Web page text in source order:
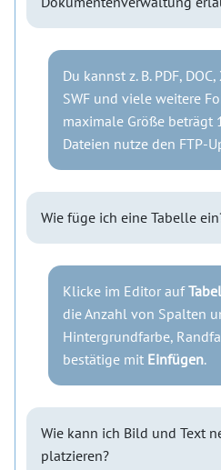
Du kannst z. B. PDF,
SWF und viele weitere
maximale Größe beträgt
Dateien nutze den FTP-
Wie füge ich eine Tabelle
Klicke im Editor auf
die Anzahl von Spalten
Hintergrundfarbe,
bestätige mit Einfügen.
Wie kann ich Bild und Text
platzieren?